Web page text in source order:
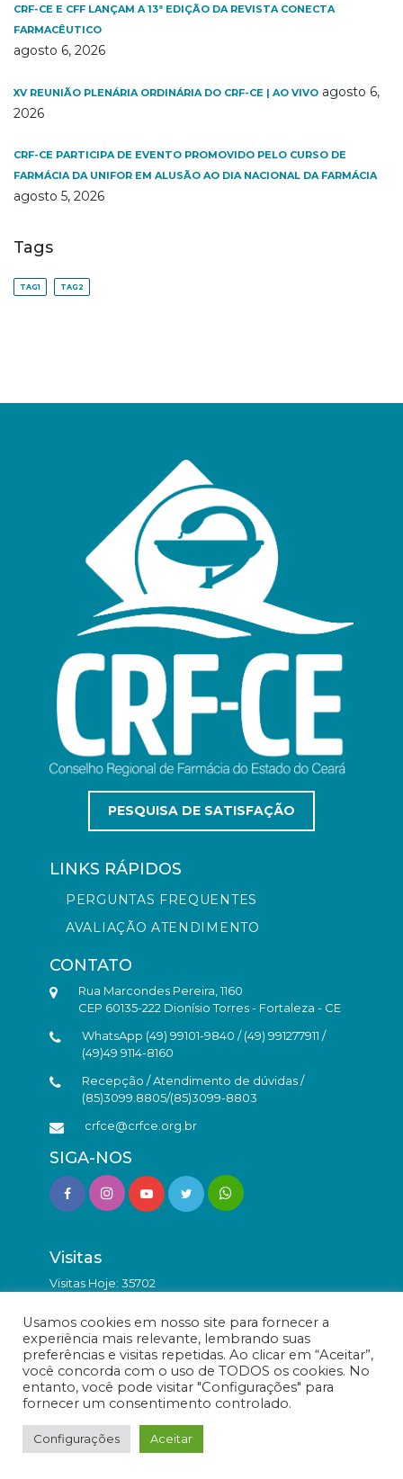
CRF-CE E CFF LANÇAM A 13ª EDIÇÃO DA REVISTA CONECTA
FARMACÊUTICO
agosto 6, 2026
XV REUNIÃO PLENÁRIA ORDINÁRIA DO CRF-CE | AO VIVO agosto 6,
2026
CRF-CE PARTICIPA DE EVENTO PROMOVIDO PELO CURSO DE
FARMÁCIA DA UNIFOR EM ALUSÃO AO DIA NACIONAL DA FARMÁCIA
agosto 5, 2026
Tags
TAG1 TAG2
PESQUISA DE SATISFAÇÃO
LINKS RÁPIDOS
PERGUNTAS FREQUENTES
AVALIAÇÃO ATENDIMENTO
CONTATO
Rua Marcondes Pereira, 1160
CEP 60135-222 Dionísio Torres - Fortaleza - CE
WhatsApp (49) 99101-9840 / (49) 991277911 /
(49)49 9114-8160
Recepção / Atendimento de dúvidas /
(85)3099.8805/(85)3099-8803
crfce@crfce.org.br
SIGA-NOS
Visitas
Visitas Hoje: 35702
Todos os direitos reservados.
Usamos cookies em nosso site para fornecer a
experiência mais relevante, lembrando suas
preferências e visitas repetidas. Ao clicar em “Aceitar”,
você concorda com o uso de TODOS os cookies. No
entanto, você pode visitar "Configurações" para
fornecer um consentimento controlado.
Configurações Aceitar